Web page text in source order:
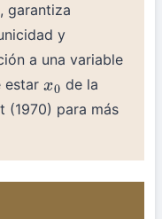
garantiza
y
a una variable
estarx0 de la
(1970) para más